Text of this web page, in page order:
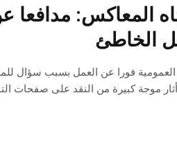
المعاكس: مدافعا
الخاطئ
موجة كبيرة من النقد على صفحات